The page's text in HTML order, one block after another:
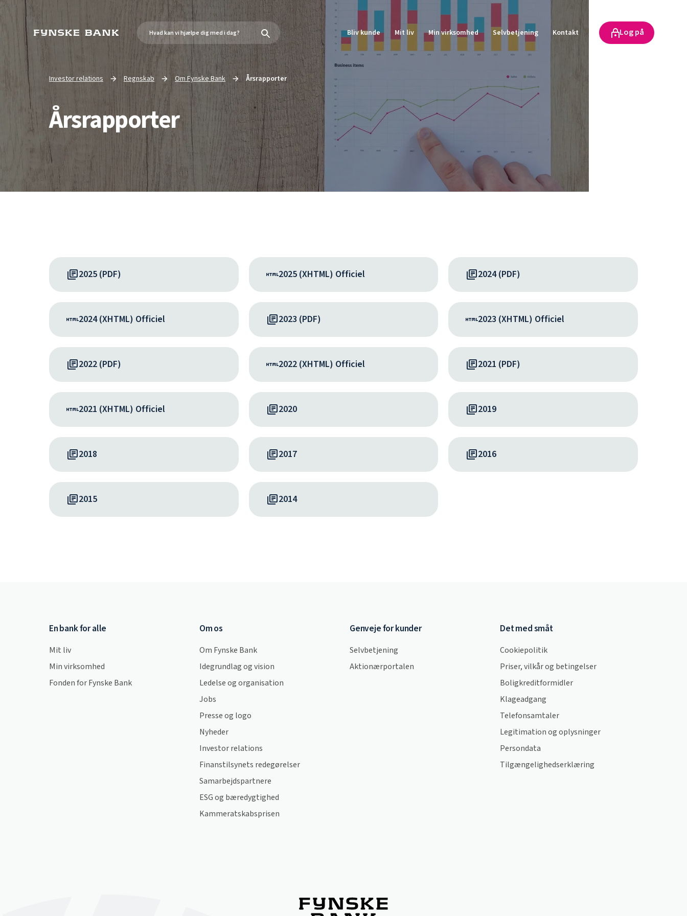
Bliv kunde Mit liv Min virksomhed Selvbetjening Kontakt Log på
Investor relations
Go to Regnskab
Go to Om Fynske Bank
Current page: Årsrapporter
Årsrapporter
2025 (PDF) 2025 (XHTML) Officiel 2024 (PDF)
2024 (XHTML) Officiel 2023 (PDF) 2023 (XHTML) Officiel
2022 (PDF) 2022 (XHTML) Officiel 2021 (PDF)
2021 (XHTML) Officiel 2020 2019
2018 2017 2016
2015 2014
En bank for alle
Mit liv
Min virksomhed
Fonden for Fynske Bank
Om os
Om Fynske Bank
Idegrundlag og vision
Ledelse og organisation
Jobs
Presse og logo
Nyheder
Investor relations
Finanstilsynets redegørelser
Samarbejdspartnere
ESG og bæredygtighed
Kammeratskabsprisen
Genveje for kunder
Selvbetjening
Aktionærportalen
Det med småt
Cookiepolitik
Priser, vilkår og betingelser
Boligkreditformidler
Klageadgang
Telefonsamtaler
Legitimation og oplysninger
Persondata
Tilgængelighedserklæring